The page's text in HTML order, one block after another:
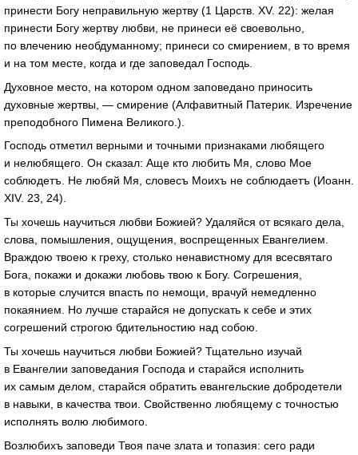
принести Богу неправильную жертву (1 Царств. XV. 22): желая
принести Богу жертву любви, не принеси её своевольно,
по влечению необдуманному; принеси со смирением, в то время
и на том месте, когда и где заповедал Господь.
Духовное место, на котором одном заповедано приносить
духовные жертвы, — смирение (Алфавитный Патерик. Изречение
преподобного Пимена Великого.).
Господь отметил верными и точными признаками любящего
и нелюбящего. Он сказал: Аще кто любить Мя, слово Мое
соблюдетъ. Не любяй Мя, словесъ Моихъ не соблюдаетъ (Иоанн.
XIV. 23, 24).
Ты хочешь научиться любви Божией? Удаляйся от всякаго дела,
слова, помышления, ощущения, воспрещенных Евангелием.
Враждою твоею к греху, столько ненавистному для всесвятаго
Бога, покажи и докажи любовь твою к Богу. Согрешения,
в которые случится впасть по немощи, врачуй немедленно
покаянием. Но лучше старайся не допускать к себе и этих
согрешений строгою бдительностию над собою.
Ты хочешь научиться любви Божией? Тщательно изучай
в Евангелии заповедания Господа и старайся исполнить
их самым делом, старайся обратить евангельские добродетели
в навыки, в качества твои. Свойственно любящему с точностью
исполнять волю любимого.
Возлюбихъ заповеди Твоя паче злата и топазия: сего ради